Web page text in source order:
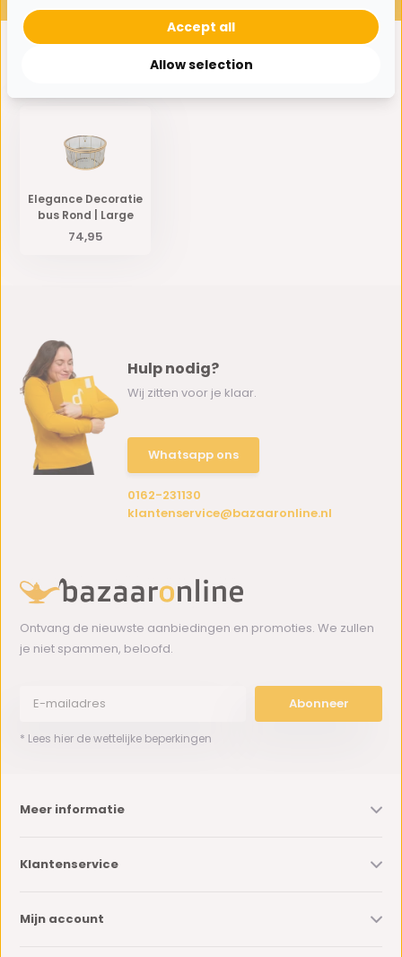
Elegance Decoratie
bus Rond | Large
74,95
Hulp nodig?
Wij zitten voor je klaar.
Whatsapp ons
0162-231130
klantenservice@bazaaronline.nl
Ontvang de nieuwste aanbiedingen en promoties. We zullen
je niet spammen, beloofd.
Abonneer
* Lees hier de wettelijke beperkingen
Meer informatie
Klantenservice
Mijn account
Allow selection
Accept all